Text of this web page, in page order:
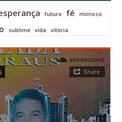
futuro fé mimoso
sublime vida vitória